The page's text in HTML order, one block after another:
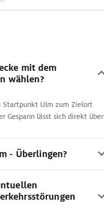
mit dem
wählen?
Startpunkt Ulm zum Zielort
Gespann lässt sich direkt über
- Überlingen?